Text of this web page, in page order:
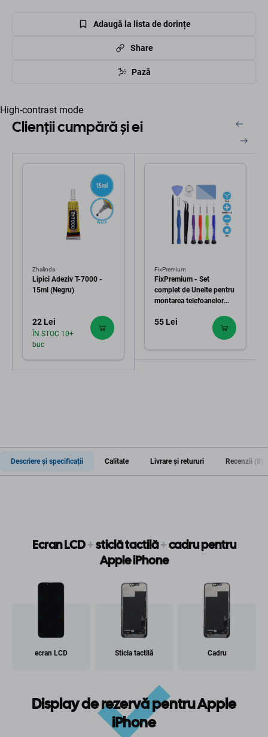
Adaugă la lista de dorințe
Share
Pază
High-contrast mode
Clienții cumpără și ei
Zhalinda
Lipici Adeziv T-7000 -
15ml (Negru)
22 Lei
ÎN STOC 10+
buc
FixPremium
FixPremium - Set
complet de Unelte pentru
montarea telefoanelor
55 Lei
Descriere și specificații Calitate Livrare și retururi Recenzii (8)
Ecran LCD+sticlă tactilă+cadru pentru
Apple iPhone
ecran LCD Sticla tactilă Cadru
Display de rezervă pentru Apple
iPhone